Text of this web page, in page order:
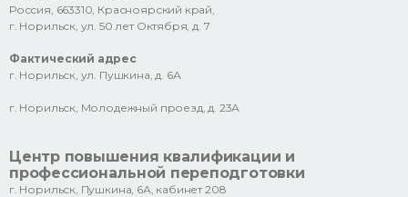
Россия, 663310, Красноярский край,
г. Норильск, ул. 50 лет Октября, д. 7
Фактический адрес
г. Норильск, ул. Пушкина, д. 6А
г. Норильск, Молодежный проезд, д. 23А
Центр повышения квалификации и
профессиональной переподготовки
г. Норильск, Пушкина, 6А, кабинет 208